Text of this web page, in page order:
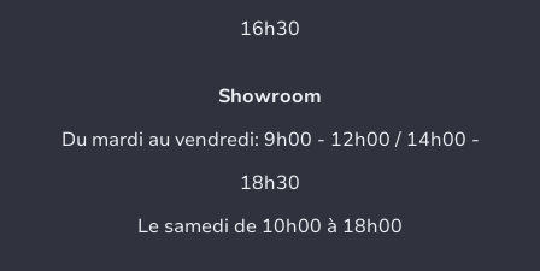
16h30
Showroom
Du mardi au vendredi: 9h00 - 12h00 / 14h00 -
18h30
Le samedi de 10h00 à 18h00